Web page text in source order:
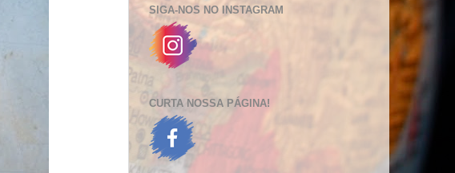
SIGA-NOS NO INSTAGRAM
CURTA NOSSA PÁGINA!